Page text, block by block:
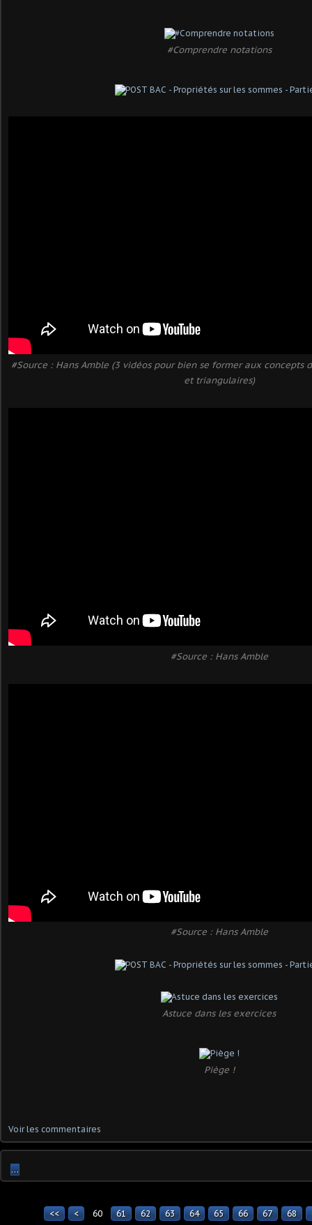
#Comprendre notations
#Source : Hans Amble (3 vidéos pour bien se former aux concepts
et triangulaires)
#Source : Hans Amble
#Source : Hans Amble
Astuce dans les exercices
Piège !
Voir les commentaires
…
<< < 10
20
30
40
50
60 61 62 63 64 65 66 67 68